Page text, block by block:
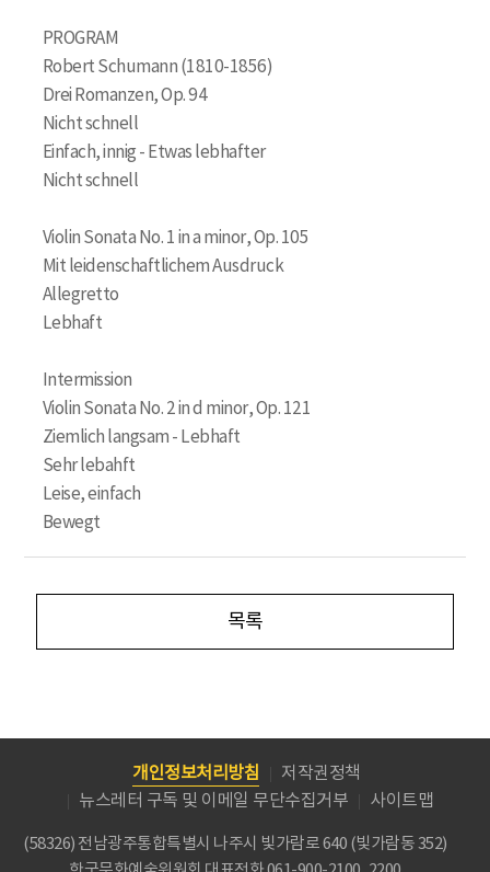
​PROGRAM
Robert Schumann (1810-1856)
Drei Romanzen, Op. 94
Nicht schnell
Einfach, innig - Etwas lebhafter
Nicht schnell
Violin Sonata No. 1 in a minor, Op. 105
Mit leidenschaftlichem Ausdruck
Allegretto
Lebhaft
Intermission
Violin Sonata No. 2 in d minor, Op. 121
Ziemlich langsam - Lebhaft
Sehr lebahft
Leise, einfach
Bewegt
목록
개인정보처리방침
저작권정책
뉴스레터 구독 및 이메일 무단수집거부
사이트맵
(58326) 전남광주통합특별시 나주시 빛가람로 640 (빛가람동 352)